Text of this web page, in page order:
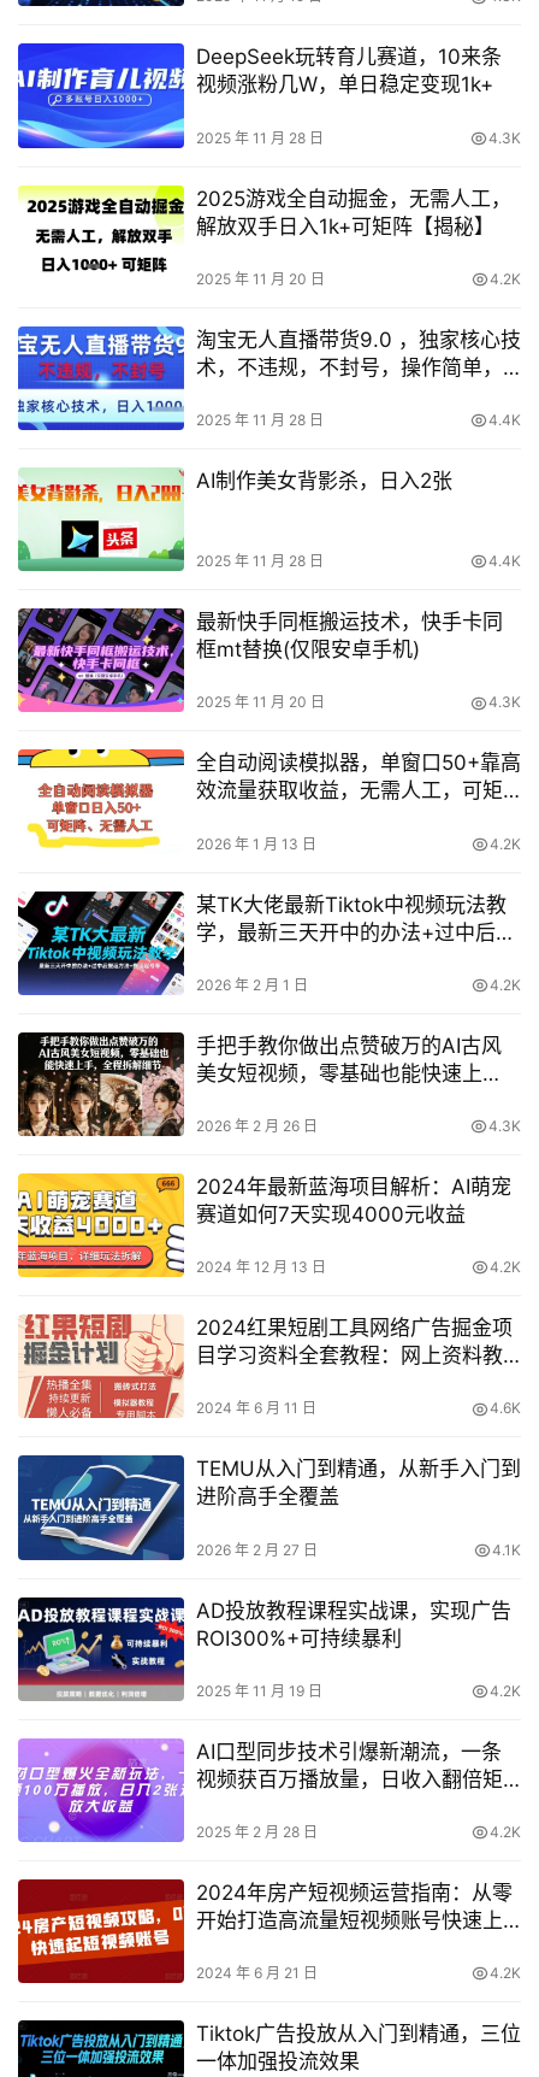
DeepSeek玩转育儿赛道，10来条
视频涨粉几W，单日稳定变现1k+
2025 年 11 月 28 日 4.3K
2025游戏全自动掘金，无需人工，
解放双手日入1k+可矩阵【揭秘】
2025 年 11 月 20 日 4.2K
淘宝无人直播带货9.0 ，独家核心技
术，不违规，不封号，操作简单，
【揭秘】
2025 年 11 月 28 日 4.4K
AI制作美女背影杀，日入2张
2025 年 11 月 28 日 4.4K
最新快手同框搬运技术，快手卡同
框mt替换(仅限安卓手机)
2025 年 11 月 20 日 4.3K
全自动阅读模拟器，单窗口50+靠高
效流量获取收益，无需人工，可矩
2026 年 1 月 13 日 4.2K
某TK大佬最新Tiktok中视频玩法教
学，最新三天开中的办法+过中后搬
2026 年 2 月 1 日 4.2K
手把手教你做出点赞破万的AI古风
美女短视频，零基础也能快速上
2026 年 2 月 26 日 4.3K
2024年最新蓝海项目解析：AI萌宠
赛道如何7天实现4000元收益
2024 年 12 月 13 日 4.2K
2024红果短剧工具网络广告掘金项
目学习资料全套教程：网上资料教
2024 年 6 月 11 日 4.6K
TEMU从入门到精通，从新手入门到
进阶高手全覆盖
2026 年 2 月 27 日 4.1K
AD投放教程课程实战课，实现广告
ROI300%+可持续暴利
2025 年 11 月 19 日 4.2K
AI口型同步技术引爆新潮流，一条
视频获百万播放量，日收入翻倍矩
2025 年 2 月 28 日 4.2K
2024年房产短视频运营指南：从零
开始打造高流量短视频账号快速上
2024 年 6 月 21 日 4.2K
Tiktok广告投放从入门到精通，三位
一体加强投流效果